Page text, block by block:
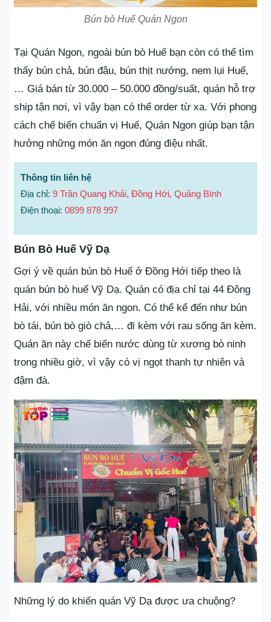
Bún bò Huế Quán Ngon
Tại Quán Ngon, ngoài bún bò Huế bạn còn có thể tìm
thấy bún chả, bún đậu, bún thịt nướng, nem lụi Huế,
… Giá bán từ 30.000 – 50.000 đồng/suất, quán hỗ trợ
ship tận nơi, vì vậy bạn có thể order từ xa. Với phong
cách chế biến chuẩn vị Huế, Quán Ngon giúp bạn tận
hưởng những món ăn ngon đúng điệu nhất.
Thông tin liên hệ
Địa chỉ: 9 Trần Quang Khải, Đồng Hới, Quảng Bình
Điện thoại: 0899 878 997
Bún Bò Huế Vỹ Dạ
Gợi ý về quán bún bò Huế ở Đồng Hới tiếp theo là
quán bún bò huế Vỹ Dạ. Quán có địa chỉ tại 44 Đông
Hải, với nhiều món ăn ngon. Có thể kể đến như bún
bò tái, bún bò giò chả,… đi kèm với rau sống ăn kèm.
Quán ăn này chế biến nước dùng từ xương bò ninh
trong nhiều giờ, vì vậy có vị ngọt thanh tự nhiên và
đậm đà.
Những lý do khiến quán Vỹ Dạ được ưa chuộng?